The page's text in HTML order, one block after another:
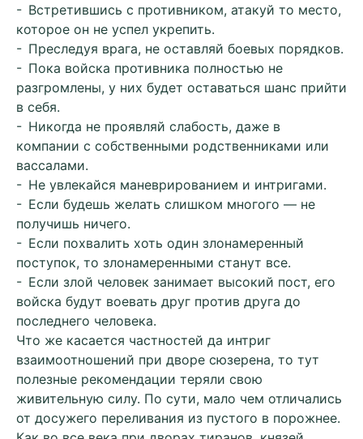
- Встретившись с противником, атакуй то место,
которое он не успел укрепить.
- Преследуя врага, не оставляй боевых порядков.
- Пока войска противника полностью не
разгромлены, у них будет оставаться шанс прийти
в себя.
- Никогда не проявляй слабость, даже в
компании с собственными родственниками или
вассалами.
- Не увлекайся маневрированием и интригами.
- Если будешь желать слишком многого — не
получишь ничего.
- Если похвалить хоть один злонамеренный
поступок, то злонамеренными станут все.
- Если злой человек занимает высокий пост, его
войска будут воевать друг против друга до
последнего человека.
Что же касается частностей да интриг
взаимоотношений при дворе сюзерена, то тут
полезные рекомендации теряли свою
живительную силу. По сути, мало чем отличались
от досужего переливания из пустого в порожнее.